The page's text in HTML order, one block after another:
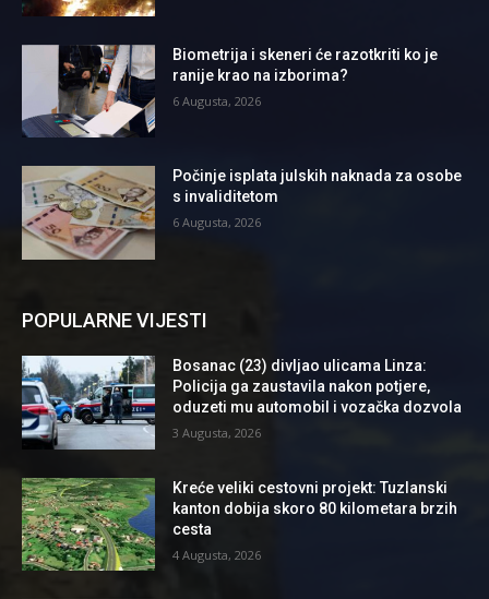
Biometrija i skeneri će razotkriti ko je
ranije krao na izborima?
6 Augusta, 2026
Počinje isplata julskih naknada za osobe
s invaliditetom
6 Augusta, 2026
POPULARNE VIJESTI
Bosanac (23) divljao ulicama Linza:
Policija ga zaustavila nakon potjere,
oduzeti mu automobil i vozačka dozvola
3 Augusta, 2026
Kreće veliki cestovni projekt: Tuzlanski
kanton dobija skoro 80 kilometara brzih
cesta
4 Augusta, 2026